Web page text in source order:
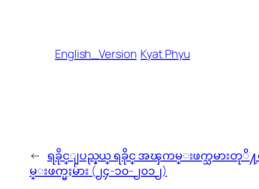
English_Version Kyat Phyu
← ရခိုင္ျပည္နယ္ ရခိုင္ အၾကမ္းဖက္သမား
မ္းဖက္မႈမ်ား (၂၄-၁၀-၂၀၁၂)